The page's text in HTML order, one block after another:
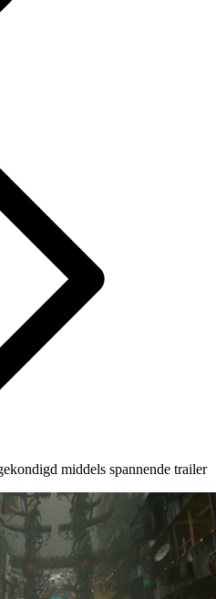
middels spannende trailer